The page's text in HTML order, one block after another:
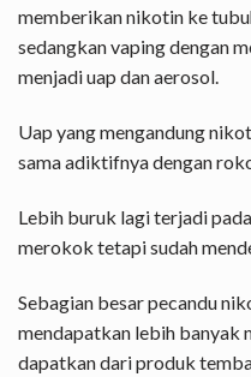
memberikan nikotin ke
sedangkan vaping dengan
menjadi uap dan aerosol.
Uap yang mengandung
sama adiktifnya dengan
Lebih buruk lagi terjadi
merokok tetapi sudah
Sebagian besar pecandu
mendapatkan lebih banyak
dapatkan dari produk